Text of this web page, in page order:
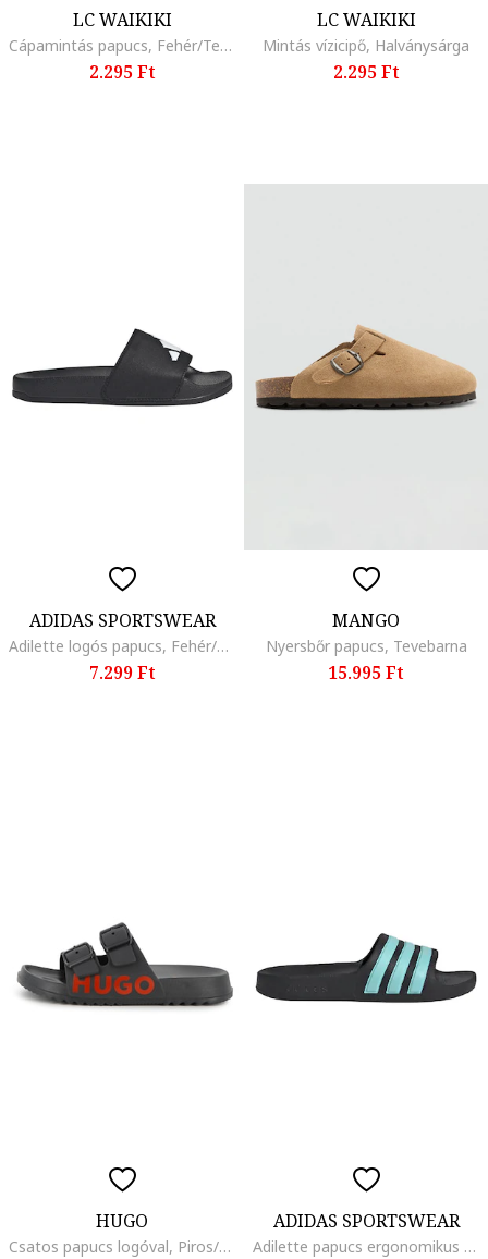
LC WAIKIKI
Cápamintás papucs, Fehér/Tengerészkék
2.295 Ft
LC WAIKIKI
Mintás vízicipő, Halványsárga
2.295 Ft
ADIDAS SPORTSWEAR
Adilette logós papucs, Fehér/Fekete
7.299 Ft
MANGO
Nyersbőr papucs, Tevebarna
15.995 Ft
HUGO
Csatos papucs logóval, Piros/Fekete
ADIDAS SPORTSWEAR
Adilette papucs ergonomikus belső talppal, Fekete/Türkiz